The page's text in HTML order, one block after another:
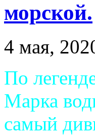
морской.
4 мая,
По
Марка
самый